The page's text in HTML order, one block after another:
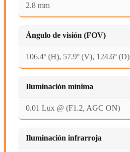
2.8 mm
Ángulo de visión (FOV)
106.4º (H), 57.9º (V), 124.6º (D)
Iluminación mínima
0.01 Lux @ (F1.2, AGC ON)
Iluminación infrarroja